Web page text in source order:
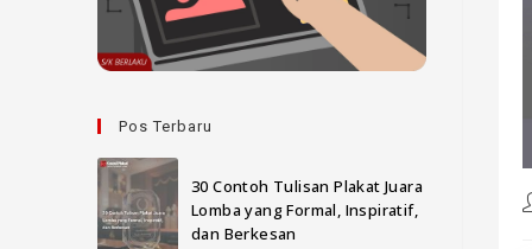
Pos Terbaru
30 Contoh Tulisan Plakat Juara
Lomba yang Formal, Inspiratif,
dan Berkesan